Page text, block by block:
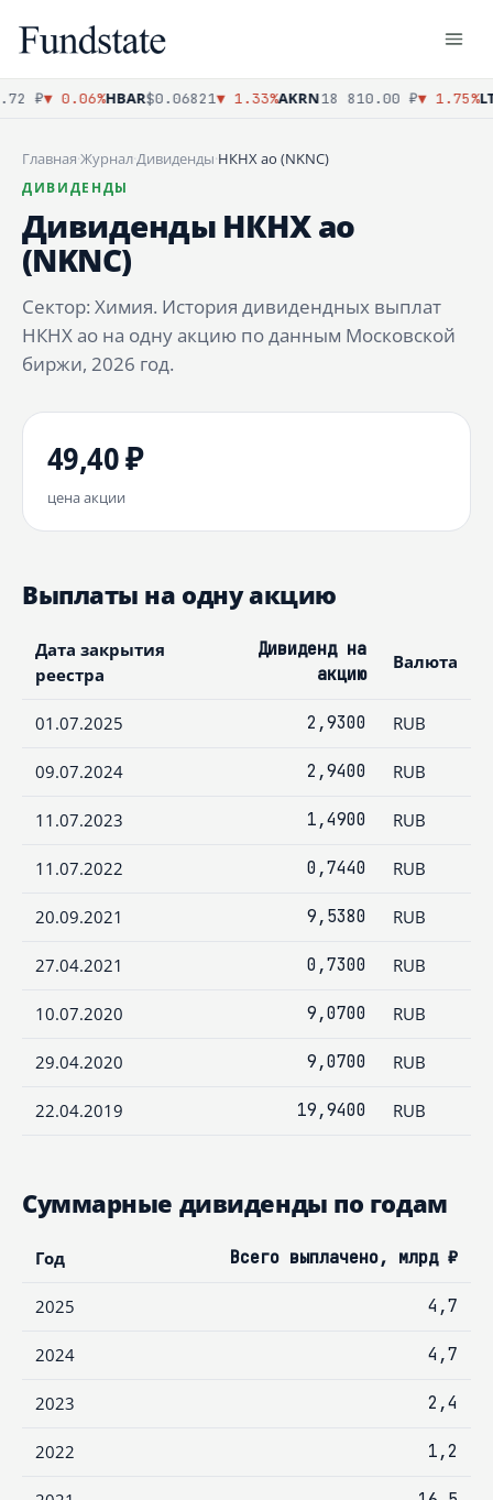
₽ ▼ 0.06%HBAR$0.06821▼ 1.33%AKRN18 810.00 ₽ ▼ 1.75%
Главная·Журнал·Дивиденды·НКНХ ао (NKNC)
ДИВИДЕНДЫ
Дивиденды НКНХ ао
(NKNC)
Сектор: Химия. История дивидендных выплат
НКНХ ао на одну акцию по данным Московской
биржи, 2026 год.
49,40 ₽
цена акции
Выплаты на одну акцию
Дата закрытия
реестра
Дивиденд на
акцию
Валюта
01.07.2025 2,9300 RUB
09.07.2024 2,9400 RUB
11.07.2023 1,4900 RUB
11.07.2022 0,7440 RUB
20.09.2021 9,5380 RUB
27.04.2021 0,7300 RUB
10.07.2020 9,0700 RUB
29.04.2020 9,0700 RUB
22.04.2019 19,9400 RUB
Суммарные дивиденды по годам
Год Всего выплачено, млрд ₽
2025 4,7
2024 4,7
2023 2,4
2022 1,2